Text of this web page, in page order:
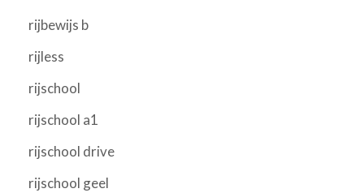
rijbewijs b
rijless
rijschool
rijschool a1
rijschool drive
rijschool geel